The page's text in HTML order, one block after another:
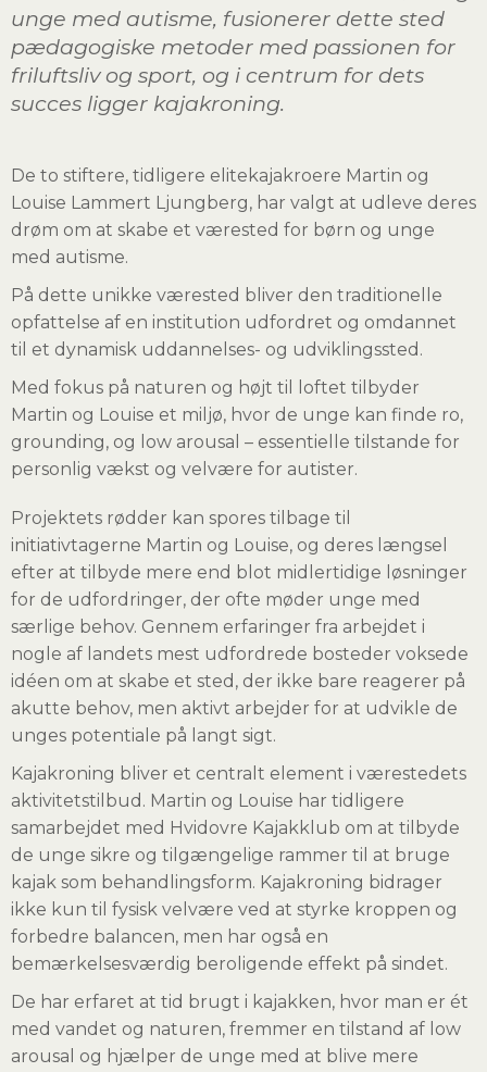
unge med autisme, fusionerer dette sted
pædagogiske metoder med passionen for
friluftsliv og sport, og i centrum for dets
succes ligger kajakroning.
De to stiftere, tidligere elitekajakroere Martin og
Louise Lammert Ljungberg, har valgt at udleve deres
drøm om at skabe et værested for børn og unge
med autisme.
På dette unikke værested bliver den traditionelle
opfattelse af en institution udfordret og omdannet
til et dynamisk uddannelses- og udviklingssted.
Med fokus på naturen og højt til loftet tilbyder
Martin og Louise et miljø, hvor de unge kan finde ro,
grounding, og low arousal – essentielle tilstande for
personlig vækst og velvære for autister.
Projektets rødder kan spores tilbage til
initiativtagerne Martin og Louise, og deres længsel
efter at tilbyde mere end blot midlertidige løsninger
for de udfordringer, der ofte møder unge med
særlige behov. Gennem erfaringer fra arbejdet i
nogle af landets mest udfordrede bosteder voksede
idéen om at skabe et sted, der ikke bare reagerer på
akutte behov, men aktivt arbejder for at udvikle de
unges potentiale på langt sigt.
Kajakroning bliver et centralt element i værestedets
aktivitetstilbud. Martin og Louise har tidligere
samarbejdet med Hvidovre Kajakklub om at tilbyde
de unge sikre og tilgængelige rammer til at bruge
kajak som behandlingsform. Kajakroning bidrager
ikke kun til fysisk velvære ved at styrke kroppen og
forbedre balancen, men har også en
bemærkelsesværdig beroligende effekt på sindet.
De har erfaret at tid brugt i kajakken, hvor man er ét
med vandet og naturen, fremmer en tilstand af low
arousal og hjælper de unge med at blive mere